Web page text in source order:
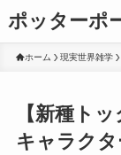
ポッターポ
ホーム 現実世界雑学
【新種ト
キャラク